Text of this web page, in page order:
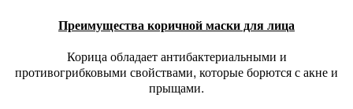
Преимущества коричной маски для лица
Корица обладает антибактериальными и
противогрибковыми свойствами, которые борются с акне и
прыщами.